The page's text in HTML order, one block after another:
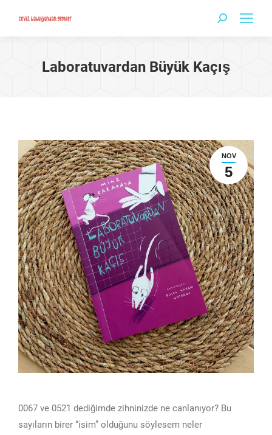
Search:
Laboratuvardan Büyük Kaçış
NOV
5
0067 ve 0521 dediğimde zihninizde ne canlanıyor? Bu
sayıların birer “isim” olduğunu söylesem neler